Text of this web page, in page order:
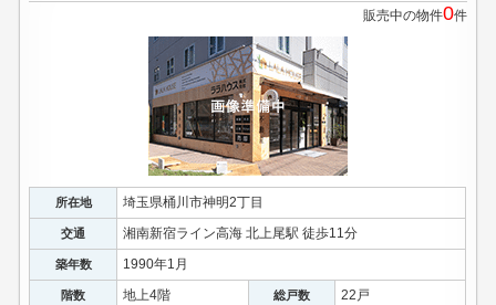
販売中の物件0件
所在地 埼玉県桶川市神明2丁目
交通 湘南新宿ライン高海 北上尾駅 徒歩11分
築年数 1990年1月
階数 地上4階 総戸数 22戸